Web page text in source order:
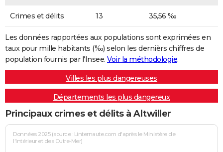
Crimes et délits 13 35,56 ‰
Les données rapportées aux populations sont exprimées en
taux pour mille habitants (‰) selon les dernièrs chiffres de
population fournis par l'Insee. Voir la méthodologie.
Villes les plus dangereuses
Départements les plus dangereux
Principaux crimes et délits à Altwiller
Données 2025 (source : Linternaute.com d'après le Ministère de
l'Intérieur et des Outre-Mer)